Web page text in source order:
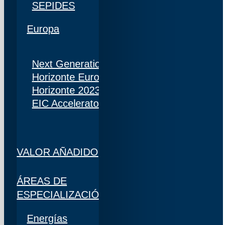
SEPIDES
Europa
Next Generation
Horizonte Europa
Horizonte 2023
EIC Accelerator
VALOR AÑADIDO
ÁREAS DE
ESPECIALIZACIÓN
Energías